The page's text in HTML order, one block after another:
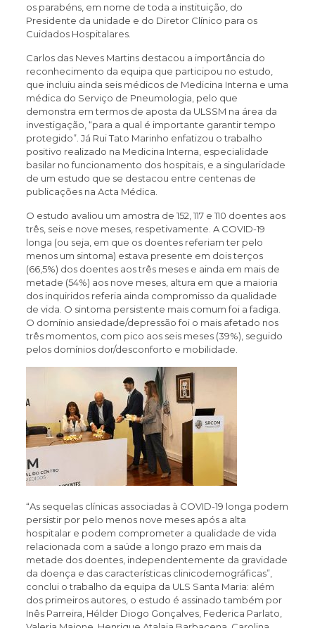
os parabéns, em nome de toda a instituição, do
Presidente da unidade e do Diretor Clínico para os
Cuidados Hospitalares.
Carlos das Neves Martins destacou a importância do
reconhecimento da equipa que participou no estudo,
que incluiu ainda seis médicos de Medicina Interna e uma
médica do Serviço de Pneumologia, pelo que
demonstra em termos de aposta da ULSSM na área da
investigação, “para a qual é importante garantir tempo
protegido”. Já Rui Tato Marinho enfatizou o trabalho
positivo realizado na Medicina Interna, especialidade
basilar no funcionamento dos hospitais, e a singularidade
de um estudo que se destacou entre centenas de
publicações na Acta Médica.
O estudo avaliou um amostra de 152, 117 e 110 doentes aos
três, seis e nove meses, respetivamente. A COVID-19
longa (ou seja, em que os doentes referiam ter pelo
menos um sintoma) estava presente em dois terços
(66,5%) dos doentes aos três meses e ainda em mais de
metade (54%) aos nove meses, altura em que a maioria
dos inquiridos referia ainda compromisso da qualidade
de vida. O sintoma persistente mais comum foi a fadiga.
O domínio ansiedade/depressão foi o mais afetado nos
três momentos, com pico aos seis meses (39%), seguido
pelos domínios dor/desconforto e mobilidade.
“As sequelas clínicas associadas à COVID-19 longa podem
persistir por pelo menos nove meses após a alta
hospitalar e podem comprometer a qualidade de vida
relacionada com a saúde a longo prazo em mais da
metade dos doentes, independentemente da gravidade
da doença e das características clinicodemográficas”,
conclui o trabalho da equipa da ULS Santa Maria: além
dos primeiros autores, o estudo é assinado também por
Inês Parreira, Hélder Diogo Gonçalves, Federica Parlato,